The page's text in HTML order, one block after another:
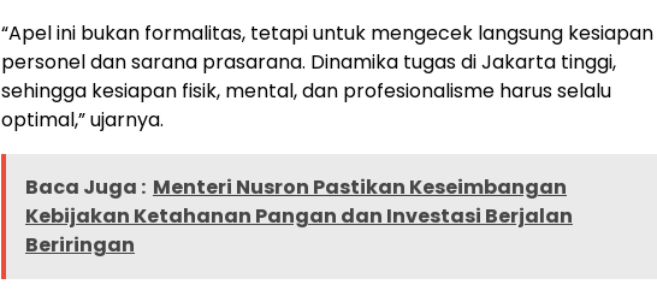
“Apel ini bukan formalitas, tetapi untuk mengecek langsung kesiapan
personel dan sarana prasarana. Dinamika tugas di Jakarta tinggi,
sehingga kesiapan fisik, mental, dan profesionalisme harus selalu
optimal,” ujarnya.
Baca Juga : Menteri Nusron Pastikan Keseimbangan
Kebijakan Ketahanan Pangan dan Investasi Berjalan
Beriringan